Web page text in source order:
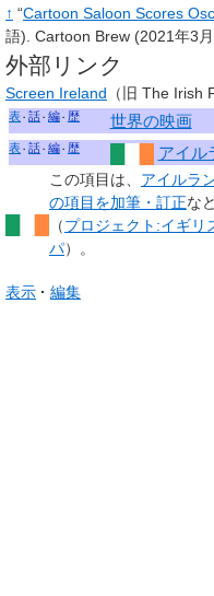
↑ “Cartoon Saloon Scores
語). Cartoon Brew (2021年3
外部リンク
Screen Ireland （旧 The Irish
表 話 編 歴 世界の映画
表 話 編 歴 アイル
この項目は、 アイルラ
の項目を加筆・訂正な
（プロジェクト:イギリ
パ）。
表示 編集